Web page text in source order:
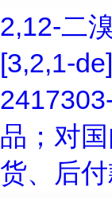
2,12-二
[3,2,1-
品；对
货、后